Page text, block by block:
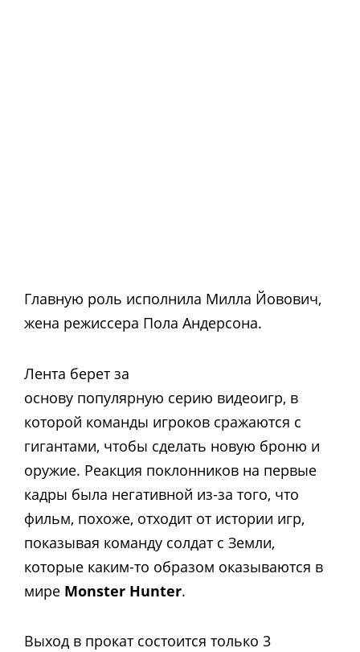
Главную роль исполнила Милла Йовович,
жена режиссера Пола Андерсона.
Лента берет за
основу популярную серию видеоигр, в
которой команды игроков сражаются с
гигантами, чтобы сделать новую броню и
оружие. Реакция поклонников на первые
кадры была негативной из-за того, что
фильм, похоже, отходит от истории игр,
показывая команду солдат с Земли,
которые каким-то образом оказываются в
мире Monster Hunter.
Выход в прокат состоится только 3